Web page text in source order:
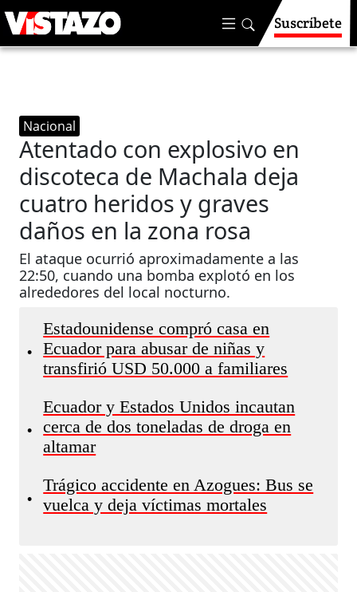
Suscríbete
Nacional
Atentado con explosivo en
discoteca de Machala deja
cuatro heridos y graves
daños en la zona rosa
El ataque ocurrió aproximadamente a las
22:50, cuando una bomba explotó en los
alrededores del local nocturno.
•
Estadounidense compró casa en
Ecuador para abusar de niñas y
transfirió USD 50.000 a familiares
•
Ecuador y Estados Unidos incautan
cerca de dos toneladas de droga en
altamar
•
Trágico accidente en Azogues: Bus se
vuelca y deja víctimas mortales